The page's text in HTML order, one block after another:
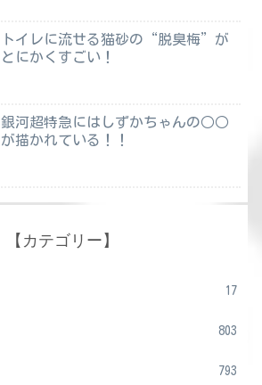
トイレに流せる猫砂の“脱臭梅”が
とにかくすごい！
銀河超特急にはしずかちゃんの○○
が描かれている！！
【カテゴリー】
17
803
793